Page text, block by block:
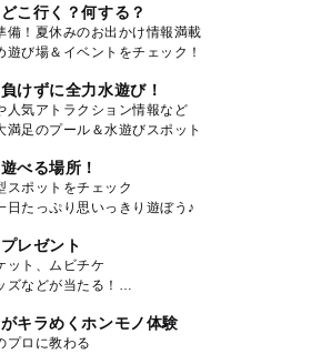
こ行く？何する？
備！夏休みのお出かけ情報満載
遊び場＆イベントをチェック！
けずに全力水遊び！
人気アトラクション情報など
満足のプール＆水遊びスポット
べる場所！
スポットをチェック
日たっぷり思いっきり遊ぼう♪
レゼント
ット、ムビチケ
ズなどが当たる！
キラめくホンモノ体験
プロに教わる